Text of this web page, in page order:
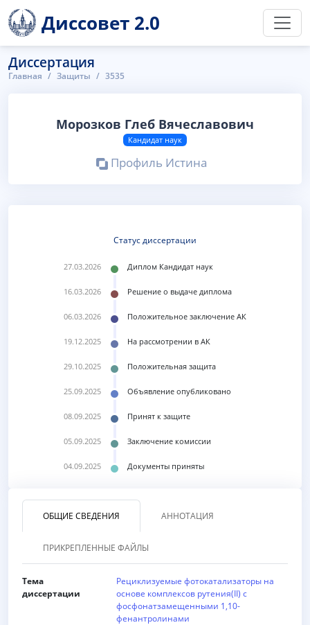
Диссовет 2.0
Диссертация
Главная Защиты 3535
Морозков Глеб Вячеславович
Кандидат наук
Профиль Истина
Статус диссертации
27.03.2026 Диплом Кандидат наук
16.03.2026 Решение о выдаче диплома
06.03.2026 Положительное заключение АК
19.12.2025 На рассмотрении в АК
29.10.2025 Положительная защита
25.09.2025 Объявление опубликовано
08.09.2025 Принят к защите
05.09.2025 Заключение комиссии
04.09.2025 Документы приняты
ОБЩИЕ СВЕДЕНИЯ АННОТАЦИЯ
ПРИКРЕПЛЕННЫЕ ФАЙЛЫ
Тема
диссертации
Рециклизуемые фотокатализаторы на
основе комплексов рутения(II) с
фосфонатзамещенными 1,10-
фенантролинами